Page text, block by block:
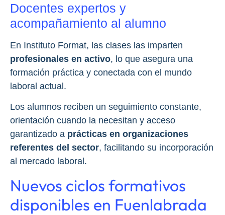
Docentes expertos y
acompañamiento al alumno
En Instituto Format, las clases las imparten
profesionales en activo, lo que asegura una
formación práctica y conectada con el mundo
laboral actual.
Los alumnos reciben un seguimiento constante,
orientación cuando la necesitan y acceso
garantizado a prácticas en organizaciones
referentes del sector, facilitando su incorporación
al mercado laboral.
Nuevos ciclos formativos
disponibles en Fuenlabrada